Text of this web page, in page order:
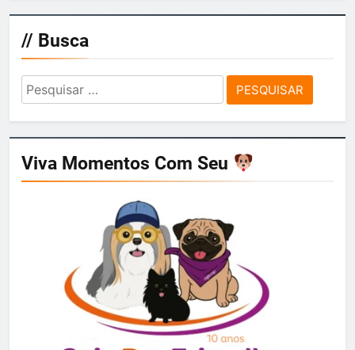
// Busca
Pesquisar
por:
Viva Momentos Com Seu